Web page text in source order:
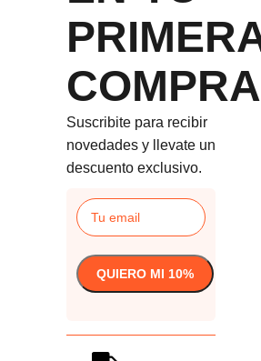
COMPRA
Suscribite para recibir
novedades y llevate un
descuento exclusivo.